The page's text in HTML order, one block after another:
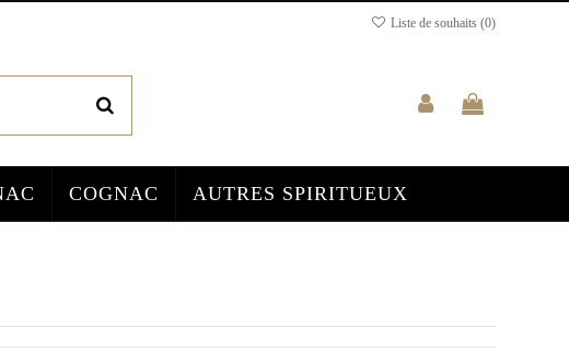
Liste de souhaits (0)
COGNAC AUTRES SPIRITUEUX